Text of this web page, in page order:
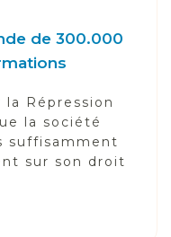
de 300.000
Répression
la société
suffisamment
sur son droit